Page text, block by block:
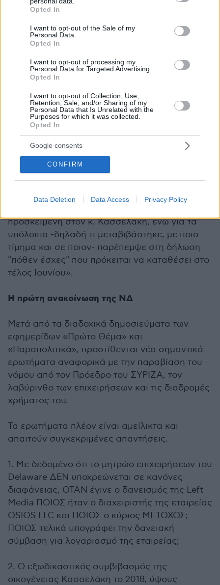
grant or deny consent to Google and its third-party tags to
use your data for below specified purposes in below Google
consent section.
Opted In
I want to opt-out of the Sale of my
Personal Data.
Opted In
I want to opt-out of processing my
Personal Data for Targeted Advertising.
Opted In
I want to opt-out of Collection, Use,
Retention, Sale, and/or Sharing of my
Personal Data that Is Unrelated with the
Purposes for which it was collected.
Opted In
Google consents
CONFIRM
Data Deletion Data Access Privacy Policy
γιου Στέφανου, στον φημισμένο ως "νόμιμο
Στέφανος Κασσελάκης, έχοντας ουσιαστικά
παραδεχθεί ότι παραβίασε τον νόμο του
διοίκηση, είτε στο κεφάλαιο- σε εταιρεία του
εξωτερικού, δηλώνοντας έτοιμος να πληρώσει
πρόστιμο, και αφού παρουσίασε διάφορες
εκδοχές για τις εταιρείες συμφερόντων του
στις ΗΠΑ και αλλού, ανέφερε τελικά ότι τις
τελευταίες ημέρες προχώρησε σε μεταβίβαση
των συμμετοχών του. "Για έναν απόδημο που
έχει επιτυχημένη επιχειρηματική πορεία δεν
είναι και τόσο εύκολο να γίνουν οι
μεταβιβάσεις σε τόσο σύντομο χρονικό
διάστημα. Αλλά τις τελευταίες ημέρες έγιναν οι
προσκείμενη στον κ. Κασσελάκη, ενώ για τα
υπόλοιπα -δηλαδή τι μεταβιβάστηκε, με ποιο
τίμημα και σε ποιον- παρέπεμψε στη δήλωση
"πόθεν έσχες" που πρόκειται να καταθέσει στο
τέλος Ιουνίου».
Η πρώτη ανακοίνωση της ΝΔ
Μετά από τα διαδοχικά δημοσιεύματα των
εφημερίδων «Πρώτο Θέμα» και
«Παραπολιτικά», προστίθενται νέα σημαντικά
ερωτήματα αναφορικά με την παραβίαση του
νόμου από τον Πρόεδρο του ΣΥΡΙΖΑ, τον
λαβύρινθο των επιχειρήσεων και τις διαδρομές
χρήματος του.
Τα ερωτήματα πλέον είναι αμείλικτα και
απαιτούν συγκεκριμένες απαντήσεις.
1. Με δεδομένο ότι το μητρώο επιχειρήσεων του
Delaware ΔΕΝ υποχρεώνεται σε κανόνες
διαφάνειας, ΟΤΑΝ έγινε ο δανεισμός της Left
Media ΠΟΙΟΣ ήταν ο διαχειριστής της εταιρείας
OSIOS LLC και ΠΟΙΟΣ ο κύριος ΜΕΤΟΧΟΣ;
ΠΟΙΟΣ τελικά υπογράφει την δανειακή
σύμβαση για λογαριασμό της εταιρείας;
2. ⁠Ο εξωδικαστικός συμβιβασμός της
οικογένειας Κασσελάκη το 2018, ύψους